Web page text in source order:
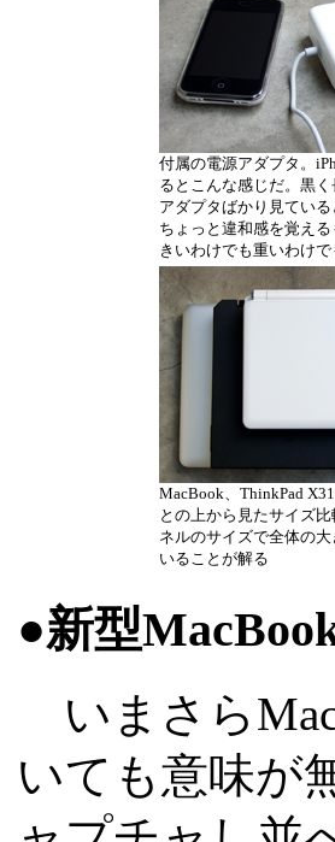
付属の電源アダプタ。
るとこんな感じだ。黒
アダプタばかり見てい
ちょっと違和感を覚え
きいわけでも重いわけ
MacBook、ThinkPad
との上から見たサイズ
ネルのサイズで全体の
いることが解る
●新型
いまさらMac
いても意味が